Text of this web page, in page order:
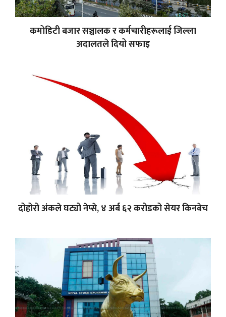
कमोडिटी बजार सञ्चालक र कर्मचारीहरूलाई जिल्ला
अदालतले दियो सफाइ
दोहोरो अंकले घट्यो नेप्से, ४ अर्ब ६२ करोडको सेयर किनबेच